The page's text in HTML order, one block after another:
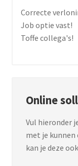
Correcte
Job optie vast!
Toffe collega's!
Online
Vul hieronder
met je kunnen
kan je deze